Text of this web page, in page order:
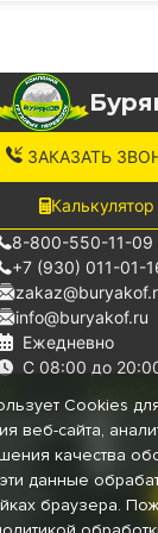
ЗАКАЗАТЬ
Калькулятор
8-800-550-11-09
+7 (930) 011-01-
info@buryakof.ru
Ежедневно
С 08:00 до
Cookies
веб-сайта,
качества
данные
браузера.